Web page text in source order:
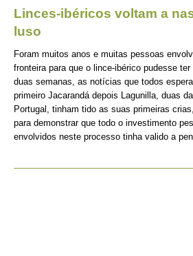
Linces-ibéricos voltam a
luso
Foram muitos anos e muitas pessoas
fronteira para que o lince-ibérico pudesse
duas semanas, as notícias que todos
primeiro Jacarandá depois Lagunilla, duas
Portugal, tinham tido as suas primeiras
para demonstrar que todo o investimento
envolvidos neste processo tinha valido a